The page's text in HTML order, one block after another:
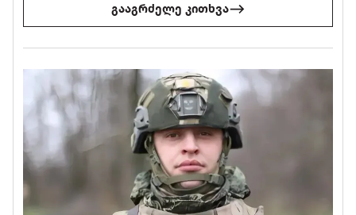
გააგრძელე კითხვა